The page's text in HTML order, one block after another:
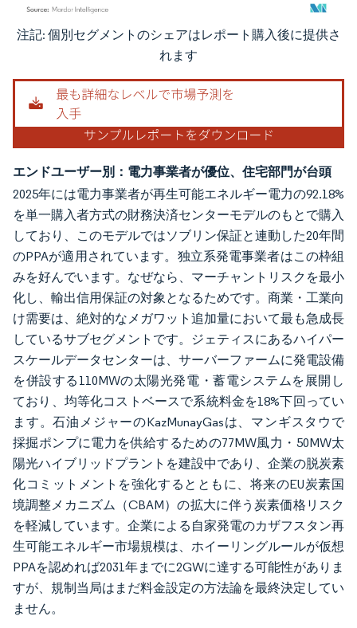
画像 © Mordor Intelligence。再利用にはCC BY 4.0の表示が必要です。
注記: 個別セグメントのシェアはレポート購入後に提供さ
れます
エンドユーザー別：電力事業者が優位、住宅部門が台頭
2025年には電力事業者が再生可能エネルギー電力の92.18%
を単一購入者方式の財務決済センターモデルのもとで購入
しており、このモデルではソブリン保証と連動した20年間
のPPAが適用されています。独立系発電事業者はこの枠組
みを好んでいます。なぜなら、マーチャントリスクを最小
化し、輸出信用保証の対象となるためです。商業・工業向
け需要は、絶対的なメガワット追加量において最も急成長
しているサブセグメントです。ジェティスにあるハイパー
スケールデータセンターは、サーバーファームに発電設備
を併設する110MWの太陽光発電・蓄電システムを展開し
ており、均等化コストベースで系統料金を18%下回ってい
ます。石油メジャーのKazMunayGasは、マンギスタウで
採掘ポンプに電力を供給するための77MW風力・50MW太
陽光ハイブリッドプラントを建設中であり、企業の脱炭素
化コミットメントを強化するとともに、将来のEU炭素国
境調整メカニズム（CBAM）の拡大に伴う炭素価格リスク
を軽減しています。企業による自家発電のカザフスタン再
生可能エネルギー市場規模は、ホイーリングルールが仮想
PPAを認めれば2031年までに2GWに達する可能性がありま
すが、規制当局はまだ料金設定の方法論を最終決定してい
ません。